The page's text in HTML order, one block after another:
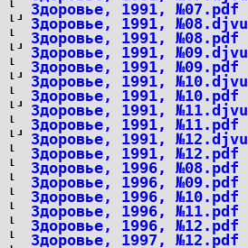
Здоровье, 1991, №07.pdf
Здоровье, 1991, №08.djvu
Здоровье, 1991, №08.pdf
Здоровье, 1991, №09.djvu
Здоровье, 1991, №09.pdf
Здоровье, 1991, №10.djvu
Здоровье, 1991, №10.pdf
Здоровье, 1991, №11.djvu
Здоровье, 1991, №11.pdf
Здоровье, 1991, №12.djvu
Здоровье, 1991, №12.pdf
Здоровье, 1996, №08.pdf
Здоровье, 1996, №09.pdf
Здоровье, 1996, №10.pdf
Здоровье, 1996, №11.pdf
Здоровье, 1996, №12.pdf
Здоровье, 1997, №12.pdf